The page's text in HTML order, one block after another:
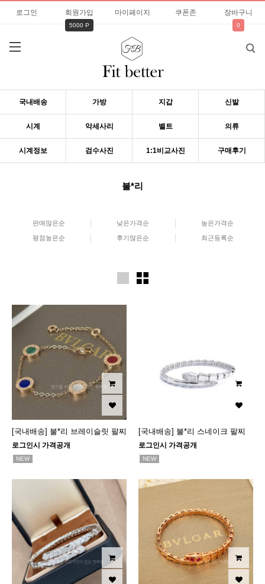
로그인 회원가입
5000 P
마이페이지 쿠폰존 장바구니
0
국내배송 가방 지갑 신발
시계 악세사리 벨트 의류
시계정보 검수사진 1:1비교사진 구매후기
불*리
판매많은순 낮은가격순 높은가격순
평점높은순 후기많은순 최근등록순
[국내배송] 불*리 브레이슬릿 팔찌
로그인시 가격공개
NEW
[국내배송] 불*리 스네이크 팔찌
로그인시 가격공개
NEW